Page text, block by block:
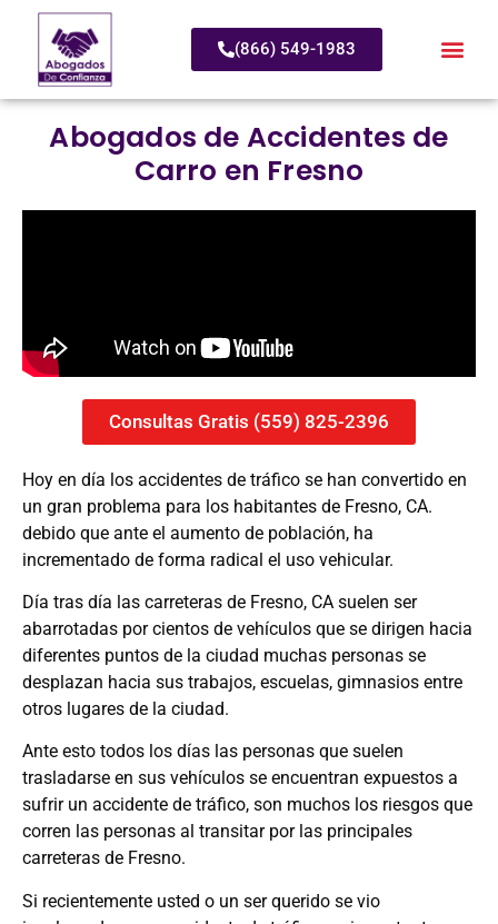
(866) 549-1983
Abogados de Accidentes de
Carro en Fresno
Consultas Gratis (559) 825-2396
Hoy en día los accidentes de tráfico se han convertido en
un gran problema para los habitantes de Fresno, CA.
debido que ante el aumento de población, ha
incrementado de forma radical el uso vehicular.
Día tras día las carreteras de Fresno, CA suelen ser
abarrotadas por cientos de vehículos que se dirigen hacia
diferentes puntos de la ciudad muchas personas se
desplazan hacia sus trabajos, escuelas, gimnasios entre
otros lugares de la ciudad.
Ante esto todos los días las personas que suelen
trasladarse en sus vehículos se encuentran expuestos a
sufrir un accidente de tráfico, son muchos los riesgos que
corren las personas al transitar por las principales
carreteras de Fresno.
Si recientemente usted o un ser querido se vio